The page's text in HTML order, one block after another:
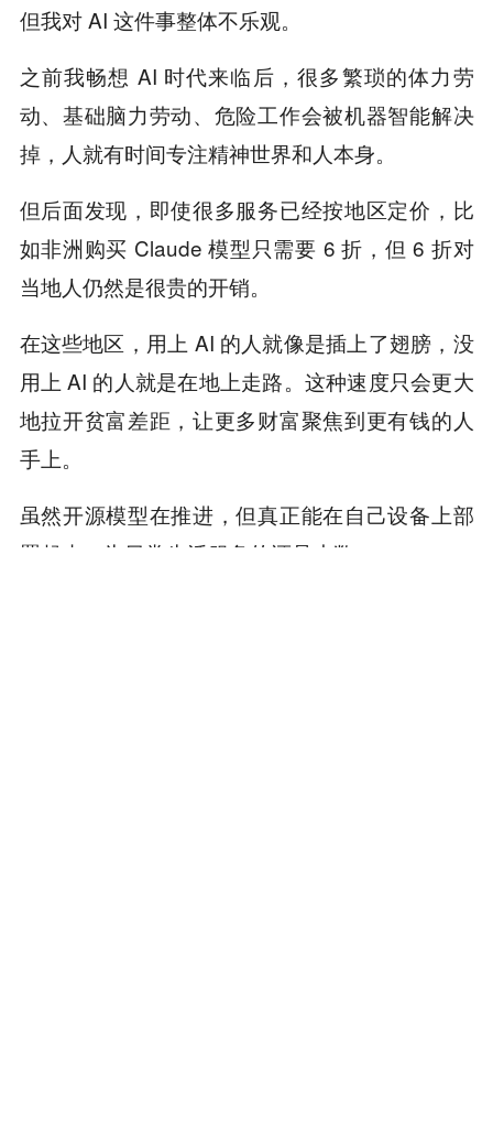
但我对 AI 这件事整体不乐观。
之前我畅想 AI 时代来临后，很多繁琐的体力劳
动、基础脑力劳动、危险工作会被机器智能解决
掉，人就有时间专注精神世界和人本身。
但后面发现，即使很多服务已经按地区定价，比
如非洲购买 Claude 模型只需要 6 折，但 6 折对
当地人仍然是很贵的开销。
在这些地区，用上 AI 的人就像是插上了翅膀，没
用上 AI 的人就是在地上走路。这种速度只会更大
地拉开贫富差距，让更多财富聚焦到更有钱的人
手上。
虽然开源模型在推进，但真正能在自己设备上部
署起来、为日常生活服务的还是少数。